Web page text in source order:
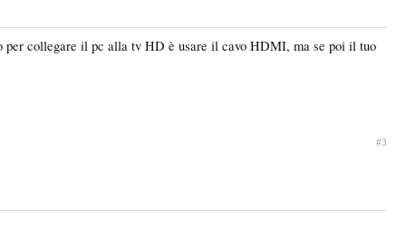
per collegare il pc alla tv HD è usare il cavo HDMI, ma se poi il tuo
#3